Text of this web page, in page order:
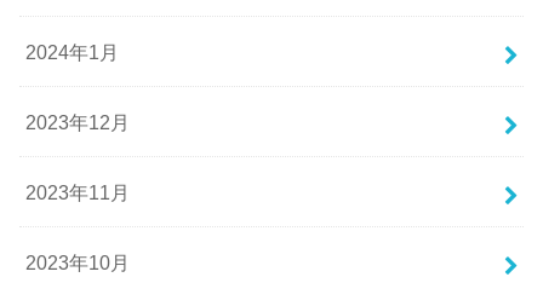
2024年1月
2023年12月
2023年11月
2023年10月